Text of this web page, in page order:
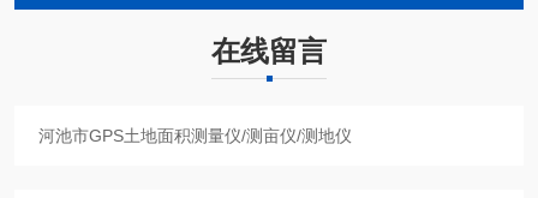
在线留言